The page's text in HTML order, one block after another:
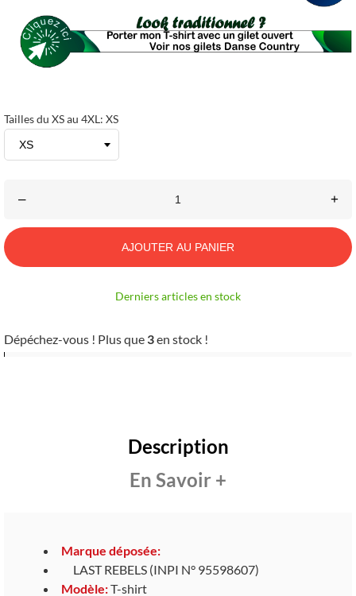
Tailles du XS au 4XL: XS
– +
AJOUTER AU PANIER
Derniers articles en stock
Dépéchez-vous ! Plus que 3en stock !
Description
En Savoir +
Marque déposée:
LAST REBELS (INPI N° 95598607)
Modèle:T-shirt